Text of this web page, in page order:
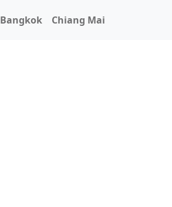
Bangkok Chiang Mai